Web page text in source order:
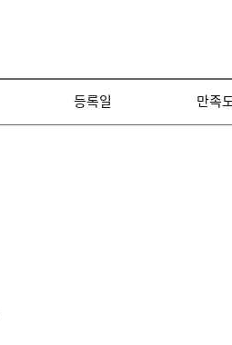
등록일 만족